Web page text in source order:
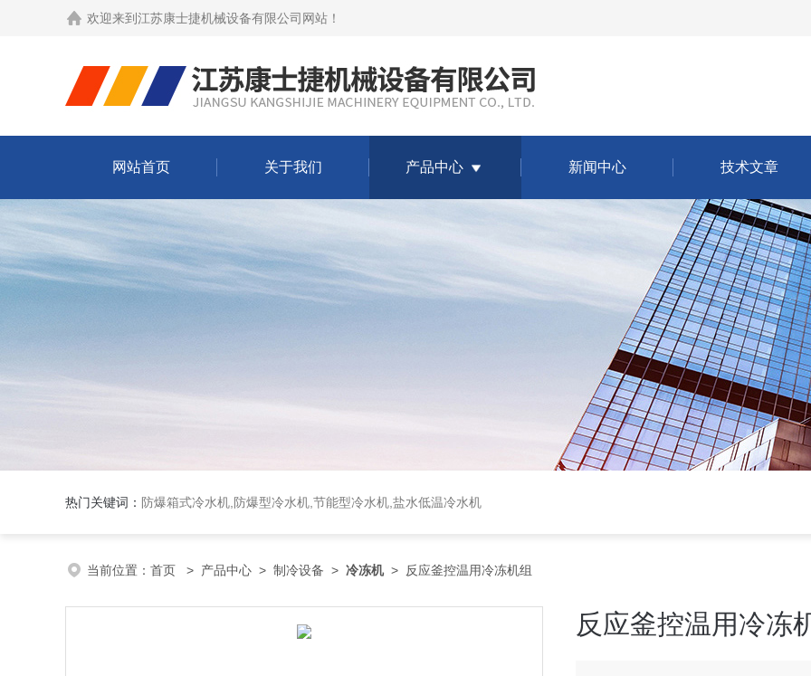
欢迎来到 江苏康士捷机械设备有限公司网站 ！
网站首页 关于我们 产品中心 新闻中心 技术文章
热门关键词： 防爆箱式冷水机,防爆型冷水机,节能型冷水机,盐水低温冷水机
当前位置： 首页 > 产品中心 > 制冷设备 > 冷冻机> 反应釜控温用冷冻机组
反应釜控温用冷冻